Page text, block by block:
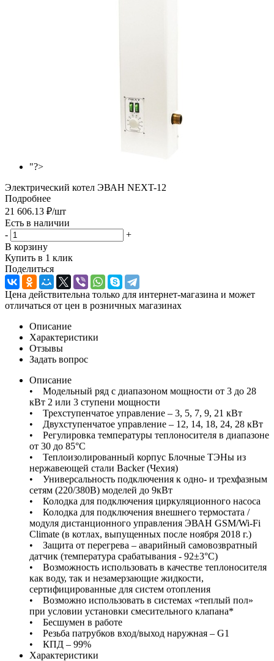
"?>
Электрический котел ЭВАН NEXT-12
Подробнее
21 606.13 ₽/шт
Есть в наличии
-
+
В корзину
Купить в 1 клик
Поделиться
Цена действительна только для интернет-магазина и может
отличаться от цен в розничных магазинах
Описание
Характеристики
Отзывы
Задать вопрос
Описание
• Модельный ряд с диапазоном мощности от 3 до 28
кВт 2 или 3 ступени мощности
• Трехступенчатое управление – 3, 5, 7, 9, 21 кВт
• Двухступенчатое управление – 12, 14, 18, 24, 28 кВт
• Регулировка температуры теплоносителя в диапазоне
от 30 до 85°С
• Теплоизолированный корпус Блочные ТЭНы из
нержавеющей стали Backer (Чехия)
• Универсальность подключения к одно- и трехфазным
сетям (220/380В) моделей до 9кВт
• Колодка для подключения циркуляционного насоса
• Колодка для подключения внешнего термостата /
модуля дистанционного управления ЭВАН GSM/Wi-Fi
Climate (в котлах, выпущенных после ноября 2018 г.)
• Защита от перегрева – аварийный самовозвратный
датчик (температура срабатывания - 92±3°С)
• Возможность использовать в качестве теплоносителя
как воду, так и незамерзающие жидкости,
сертифицированные для систем отопления
• Возможно использовать в системах «теплый пол»
при условии установки смесительного клапана*
• Бесшумен в работе
• Резьба патрубков вход/выход наружная – G1
• КПД – 99%
Характеристики